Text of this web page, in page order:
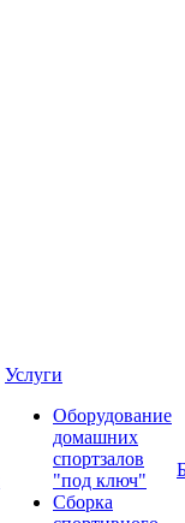
Услуги
Оборудование
домашних
спортзалов
"под ключ"
Сборка